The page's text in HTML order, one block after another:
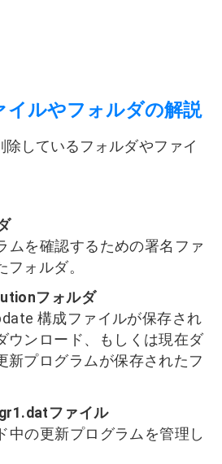
イルやフォルダの解説
除しているフォルダやファイ
ムを確認するための署名ファ
フォルダ。
フォルダ
構成ファイルが保存され
ウンロード、もしくは現在ダ
新プログラムが保存されたフ
ファイル
中の更新プログラムを管理し